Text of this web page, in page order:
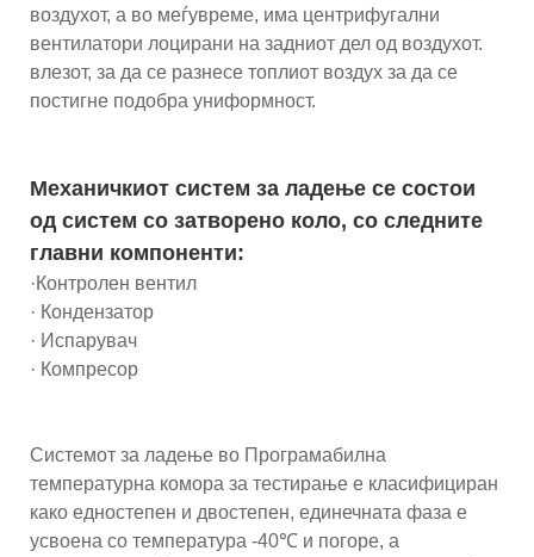
воздухот, а во меѓувреме, има центрифугални
вентилатори лоцирани на задниот дел од воздухот.
влезот, за да се разнесе топлиот воздух за да се
постигне подобра униформност.
Механичкиот систем за ладење се состои
од систем со затворено коло, со следните
главни компоненти:
·Контролен вентил
· Кондензатор
· Испарувач
· Компресор
Системот за ладење во Програмабилна
температурна комора за тестирање е класифициран
како едностепен и двостепен, единечната фаза е
усвоена со температура -40℃ и погоре, а